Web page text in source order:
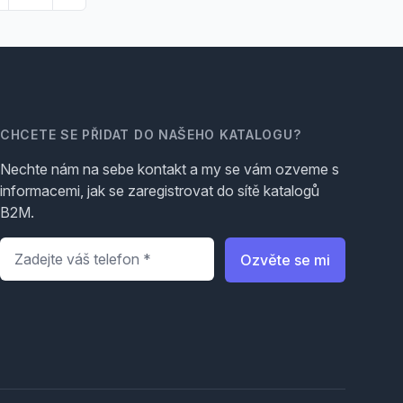
CHCETE SE PŘIDAT DO NAŠEHO KATALOGU?
Nechte nám na sebe kontakt a my se vám ozveme s
informacemi, jak se zaregistrovat do sítě katalogů
B2M.
Telefon
Ozvěte se mi